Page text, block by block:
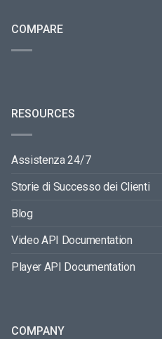
COMPARE
RESOURCES
Assistenza 24/7
Storie di Successo dei Clienti
Blog
Video API Documentation
Player API Documentation
COMPANY